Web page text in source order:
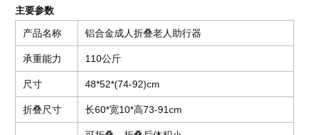
主要参数
产品名称 铝合金成人折叠老人助行器
承重能力 110公斤
尺寸 48*52*(74-92)cm
折叠尺寸 长60*宽10*高73-91cm